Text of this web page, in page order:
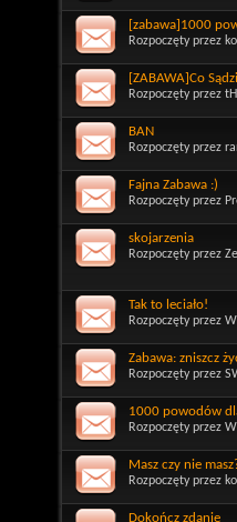
[zabawa]1000
Rozpoczęty przez
[ZABAWA]Co
Rozpoczęty przez
BAN
Rozpoczęty przez
Fajna Zabawa :)
Rozpoczęty przez
skojarzenia
Rozpoczęty przez
Tak to leciało!
Rozpoczęty przez
Zabawa: zniszcz
Rozpoczęty przez
1000 powodów
Rozpoczęty przez
Masz czy nie
Rozpoczęty przez
Dokończ zdanie